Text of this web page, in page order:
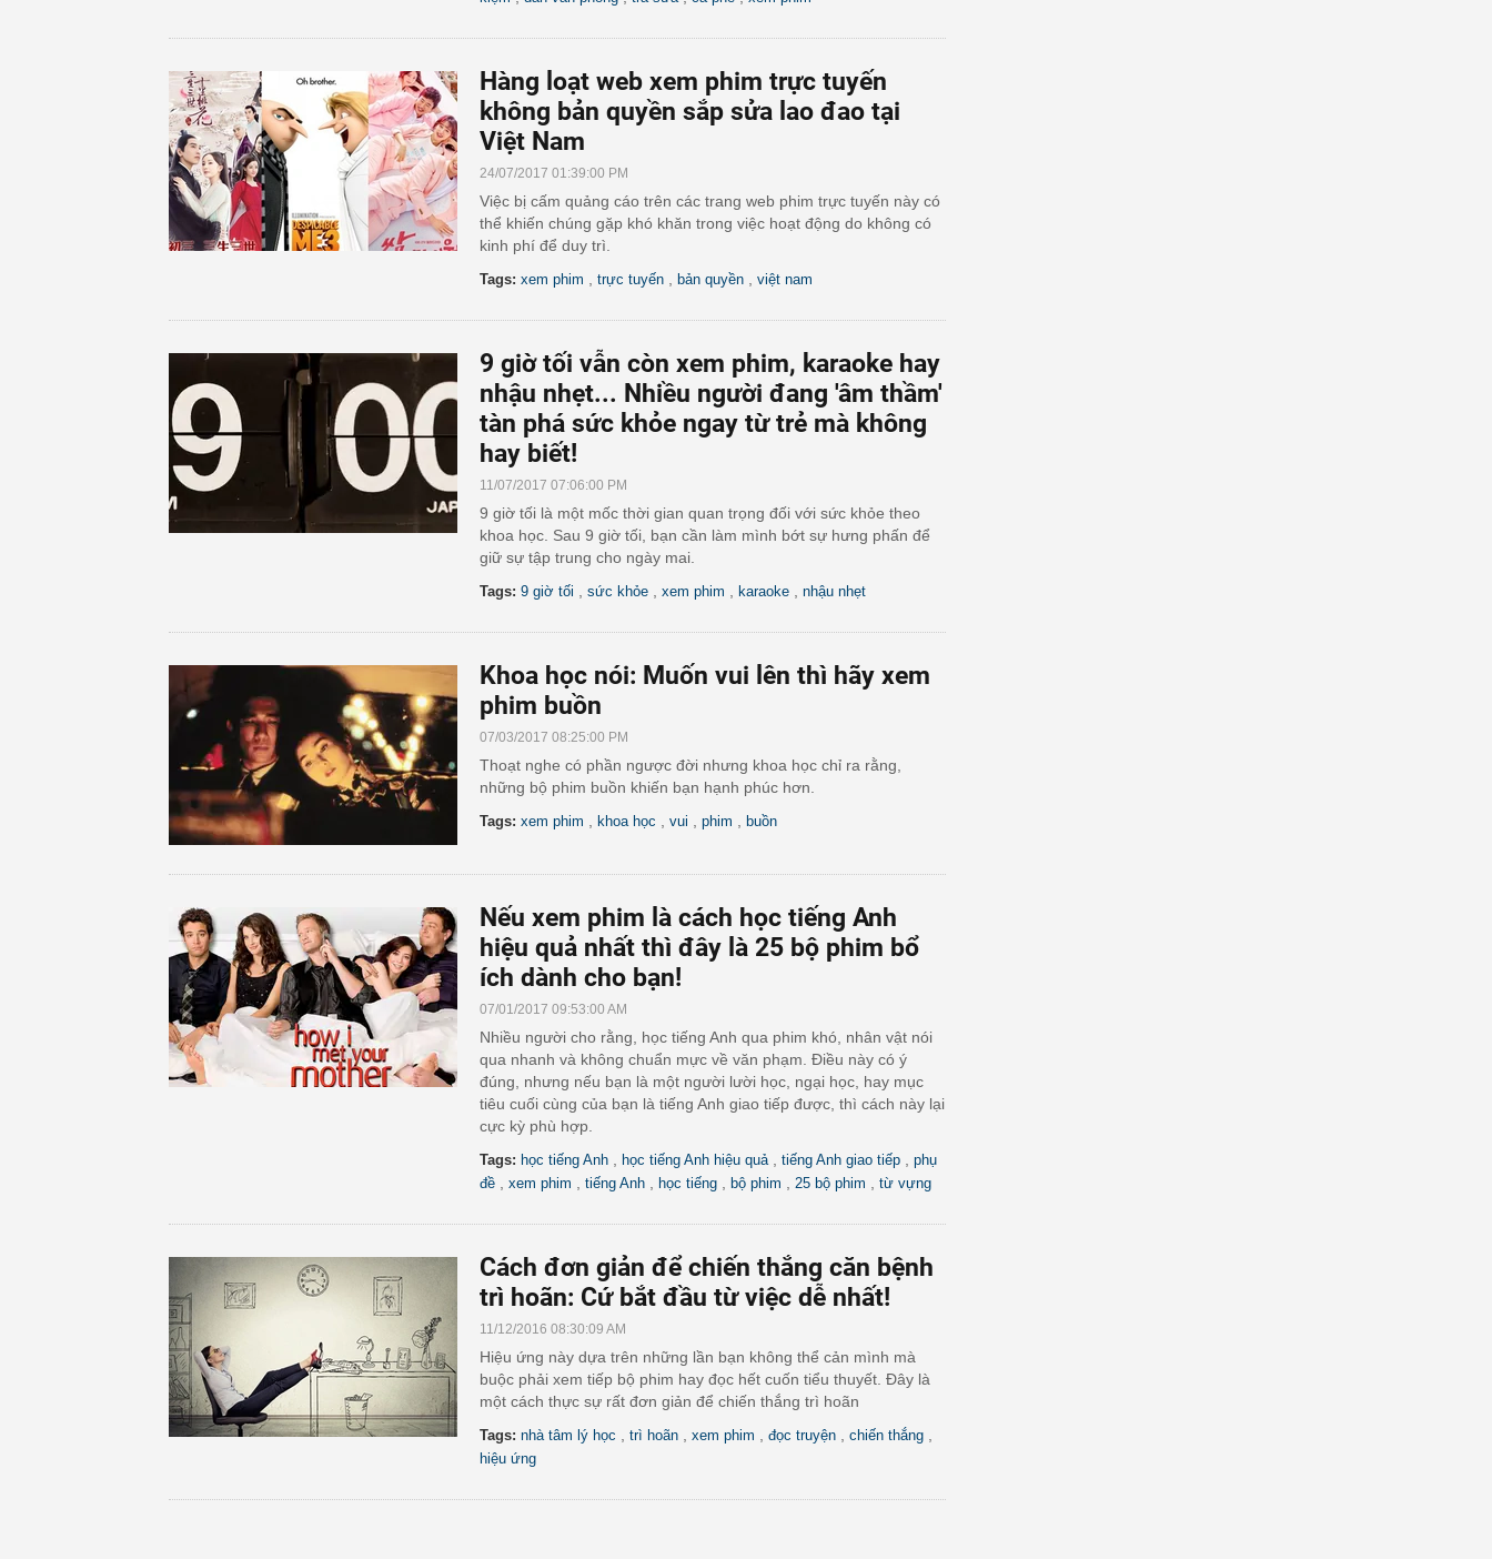
Hàng loạt web xem phim trực tuyến
không bản quyền sắp sửa lao đao tại
Việt Nam
24/07/2017 01:39:00 PM
Việc bị cấm quảng cáo trên các trang web phim trực tuyến này có
thể khiến chúng gặp khó khăn trong việc hoạt động do không có
kinh phí để duy trì.
Tags: xem phim trực tuyến bản quyền việt nam
9 giờ tối vẫn còn xem phim, karaoke hay
nhậu nhẹt... Nhiều người đang 'âm thầm'
tàn phá sức khỏe ngay từ trẻ mà không
hay biết!
11/07/2017 07:06:00 PM
9 giờ tối là một mốc thời gian quan trọng đối với sức khỏe theo
khoa học. Sau 9 giờ tối, bạn cần làm mình bớt sự hưng phấn để
giữ sự tập trung cho ngày mai.
Tags: 9 giờ tối sức khỏe xem phim karaoke nhậu nhẹt
Khoa học nói: Muốn vui lên thì hãy xem
phim buồn
07/03/2017 08:25:00 PM
Thoạt nghe có phần ngược đời nhưng khoa học chỉ ra rằng,
những bộ phim buồn khiến bạn hạnh phúc hơn.
Tags: xem phim khoa học vui phim buồn
Nếu xem phim là cách học tiếng Anh
hiệu quả nhất thì đây là 25 bộ phim bổ
ích dành cho bạn!
07/01/2017 09:53:00 AM
Nhiều người cho rằng, học tiếng Anh qua phim khó, nhân vật nói
qua nhanh và không chuẩn mực về văn phạm. Điều này có ý
đúng, nhưng nếu bạn là một người lười học, ngại học, hay mục
tiêu cuối cùng của bạn là tiếng Anh giao tiếp được, thì cách này lại
cực kỳ phù hợp.
Tags: học tiếng Anh học tiếng Anh hiệu quả tiếng Anh giao tiếp
phụ
đề
xem phim tiếng Anh học tiếng bộ phim 25 bộ phim từ vựng
Cách đơn giản để chiến thắng căn bệnh
trì hoãn: Cứ bắt đầu từ việc dễ nhất!
11/12/2016 08:30:09 AM
Hiệu ứng này dựa trên những lần bạn không thể cản mình mà
buộc phải xem tiếp bộ phim hay đọc hết cuốn tiểu thuyết. Đây là
một cách thực sự rất đơn giản để chiến thắng trì hoãn
Tags: nhà tâm lý học trì hoãn xem phim đọc truyện chiến thắng
hiệu ứng